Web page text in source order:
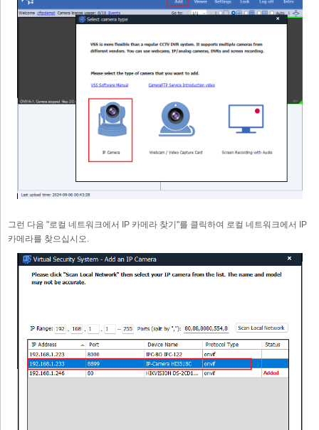
그런 다음 "로컬 네트워크에서 IP 카메라 찾기"를 클릭하여 로컬 네트워크에서 IP
카메라를 찾으십시오.